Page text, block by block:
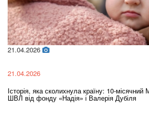
21.04.2026
21.04.2026
Історія, яка сколихнула країну: 10-
ШВЛ від фонду «Надія» і Валерія Дубіля